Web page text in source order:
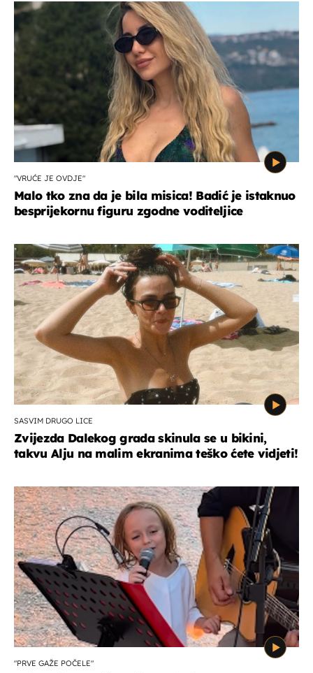
"VRUĆE JE OVDJE"
Malo tko zna da je bila misica! Badić je istaknuo
besprijekornu figuru zgodne voditeljice
SASVIM DRUGO LICE
Zvijezda Dalekog grada skinula se u bikini,
takvu Alju na malim ekranima teško ćete vidjeti!
"PRVE GAŽE POČELE"